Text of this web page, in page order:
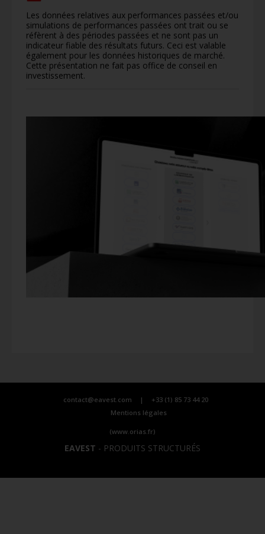
Les données relatives aux performances passées et/ou
simulations de performances passées ont trait ou se
réfèrent à des périodes passées et ne sont pas un
indicateur fiable des résultats futurs. Ceci est valable
également pour les données historiques de marché.
Cette présentation ne fait pas office de conseil en
investissement.
contact@eavest.com |
+33 (1) 85 73 44 20
Mentions légales
(www.orias.fr)
EAVEST - PRODUITS STRUCTURÉS